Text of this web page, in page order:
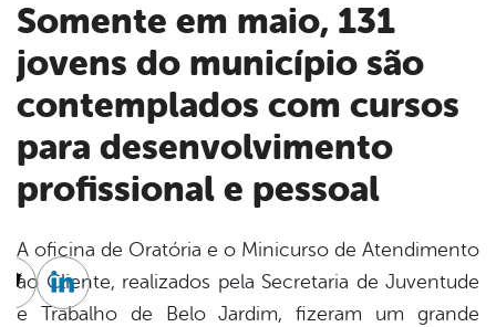
Somente em maio, 131
jovens do município são
contemplados com cursos
para desenvolvimento
profissional e pessoal
A oficina de Oratória e o Minicurso de Atendimento
ao Cliente, realizados pela Secretaria de Juventude
e Trabalho de Belo Jardim, fizeram um grande
Twitter
Linkedin